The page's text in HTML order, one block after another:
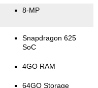
8-MP
Snapdragon 625
SoC
4GO RAM
64GO Storage